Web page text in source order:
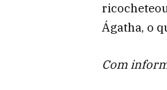
Ágatha, o
Com